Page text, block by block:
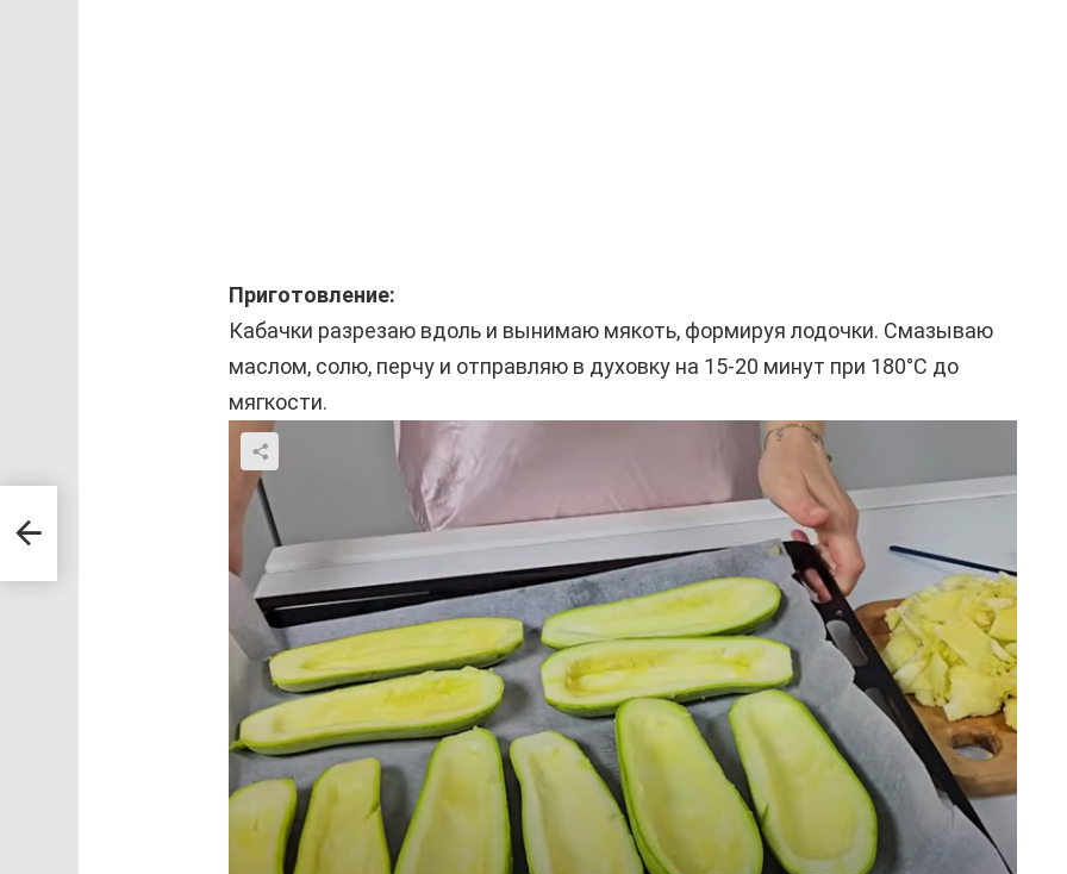
Приготовление:
Кабачки разрезаю вдоль и вынимаю мякоть, формируя лодочки. Смазываю
маслом, солю, перчу и отправляю в духовку на 15-20 минут при 180°C до
мягкости.